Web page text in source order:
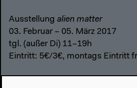
Ausstellung alien matter
03. Februar – 05. März 2017
tgl. (außer Di) 11–19h
Eintritt: 5€/3€, montags Eintritt